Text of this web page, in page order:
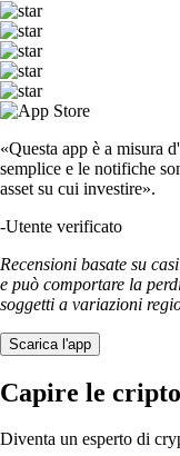
«Questa app è a misura
semplice e le notifiche
asset su cui investire».
-Utente verificato
Recensioni basate su
e può comportare la
soggetti a variazioni
Scarica l'app
Capire le
Diventa un esperto di